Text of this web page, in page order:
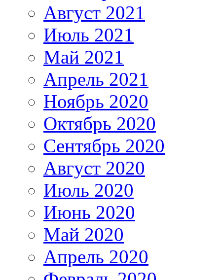
Август 2021
Июль 2021
Май 2021
Апрель 2021
Ноябрь 2020
Октябрь 2020
Сентябрь 2020
Август 2020
Июль 2020
Июнь 2020
Май 2020
Апрель 2020